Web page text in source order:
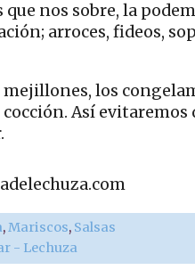
nos sobre, la
arroces, fideos,
los
Así evitaremos
,Mariscos, Salsas
- Lechuza